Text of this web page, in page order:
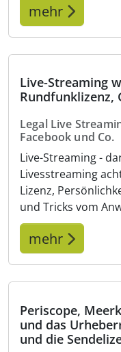
mehr
Live-Streaming
Rundfunklizenz,
Legal Live
Facebook und Co.
Live-Streaming -
Livesstreaming
Lizenz,
und Tricks vom
mehr
Periscope,
und das
und die